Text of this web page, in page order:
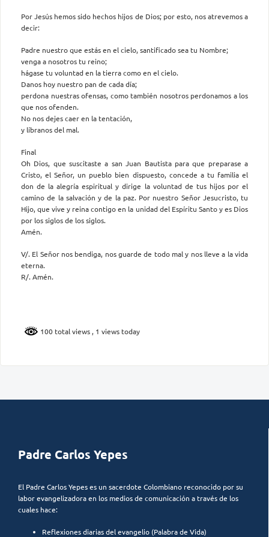
Por Jesús hemos sido hechos hijos de Dios; por esto, nos atrevemos a
decir:
Padre nuestro que estás en el cielo, santificado sea tu Nombre;
venga a nosotros tu reino;
hágase tu voluntad en la tierra como en el cielo.
Danos hoy nuestro pan de cada día;
perdona nuestras ofensas, como también nosotros perdonamos a los
que nos ofenden.
No nos dejes caer en la tentación,
y líbranos del mal.
Final
Oh Dios, que suscitaste a san Juan Bautista para que preparase a
Cristo, el Señor, un pueblo bien dispuesto, concede a tu familia el
don de la alegría espiritual y dirige la voluntad de tus hijos por el
camino de la salvación y de la paz. Por nuestro Señor Jesucristo, tu
Hijo, que vive y reina contigo en la unidad del Espíritu Santo y es Dios
por los siglos de los siglos.
Amén.
V/. El Señor nos bendiga, nos guarde de todo mal y nos lleve a la vida
eterna.
R/. Amén.
100 total views , 1 views today
Padre Carlos Yepes
El Padre Carlos Yepes es un sacerdote Colombiano reconocido por su
labor evangelizadora en los medios de comunicación a través de los
cuales hace:
Reflexiones diarias del evangelio (Palabra de Vida)